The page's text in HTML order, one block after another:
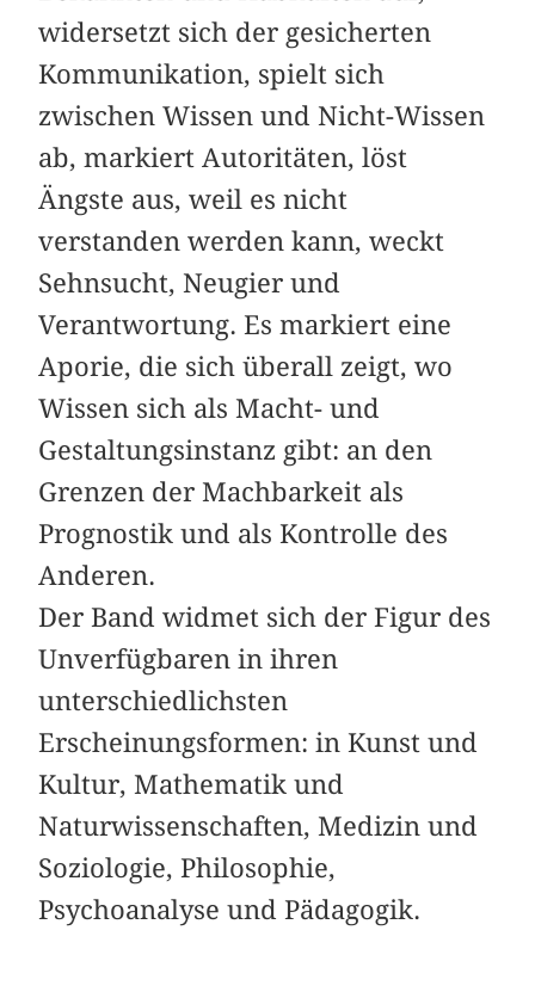
widersetzt sich der gesicherten
Kommunikation, spielt sich
zwischen Wissen und Nicht-Wissen
ab, markiert Autoritäten, löst
Ängste aus, weil es nicht
verstanden werden kann, weckt
Sehnsucht, Neugier und
Verantwortung. Es markiert eine
Aporie, die sich überall zeigt, wo
Wissen sich als Macht- und
Gestaltungsinstanz gibt: an den
Grenzen der Machbarkeit als
Prognostik und als Kontrolle des
Anderen.
Der Band widmet sich der Figur des
Unverfügbaren in ihren
unterschiedlichsten
Erscheinungsformen: in Kunst und
Kultur, Mathematik und
Naturwissenschaften, Medizin und
Soziologie, Philosophie,
Psychoanalyse und Pädagogik.